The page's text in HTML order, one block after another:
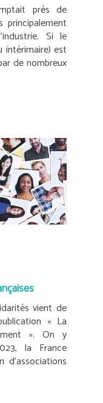
près de
principalement
Si le
intérimaire) est
de nombreux
vient de
« La
». On y
la France